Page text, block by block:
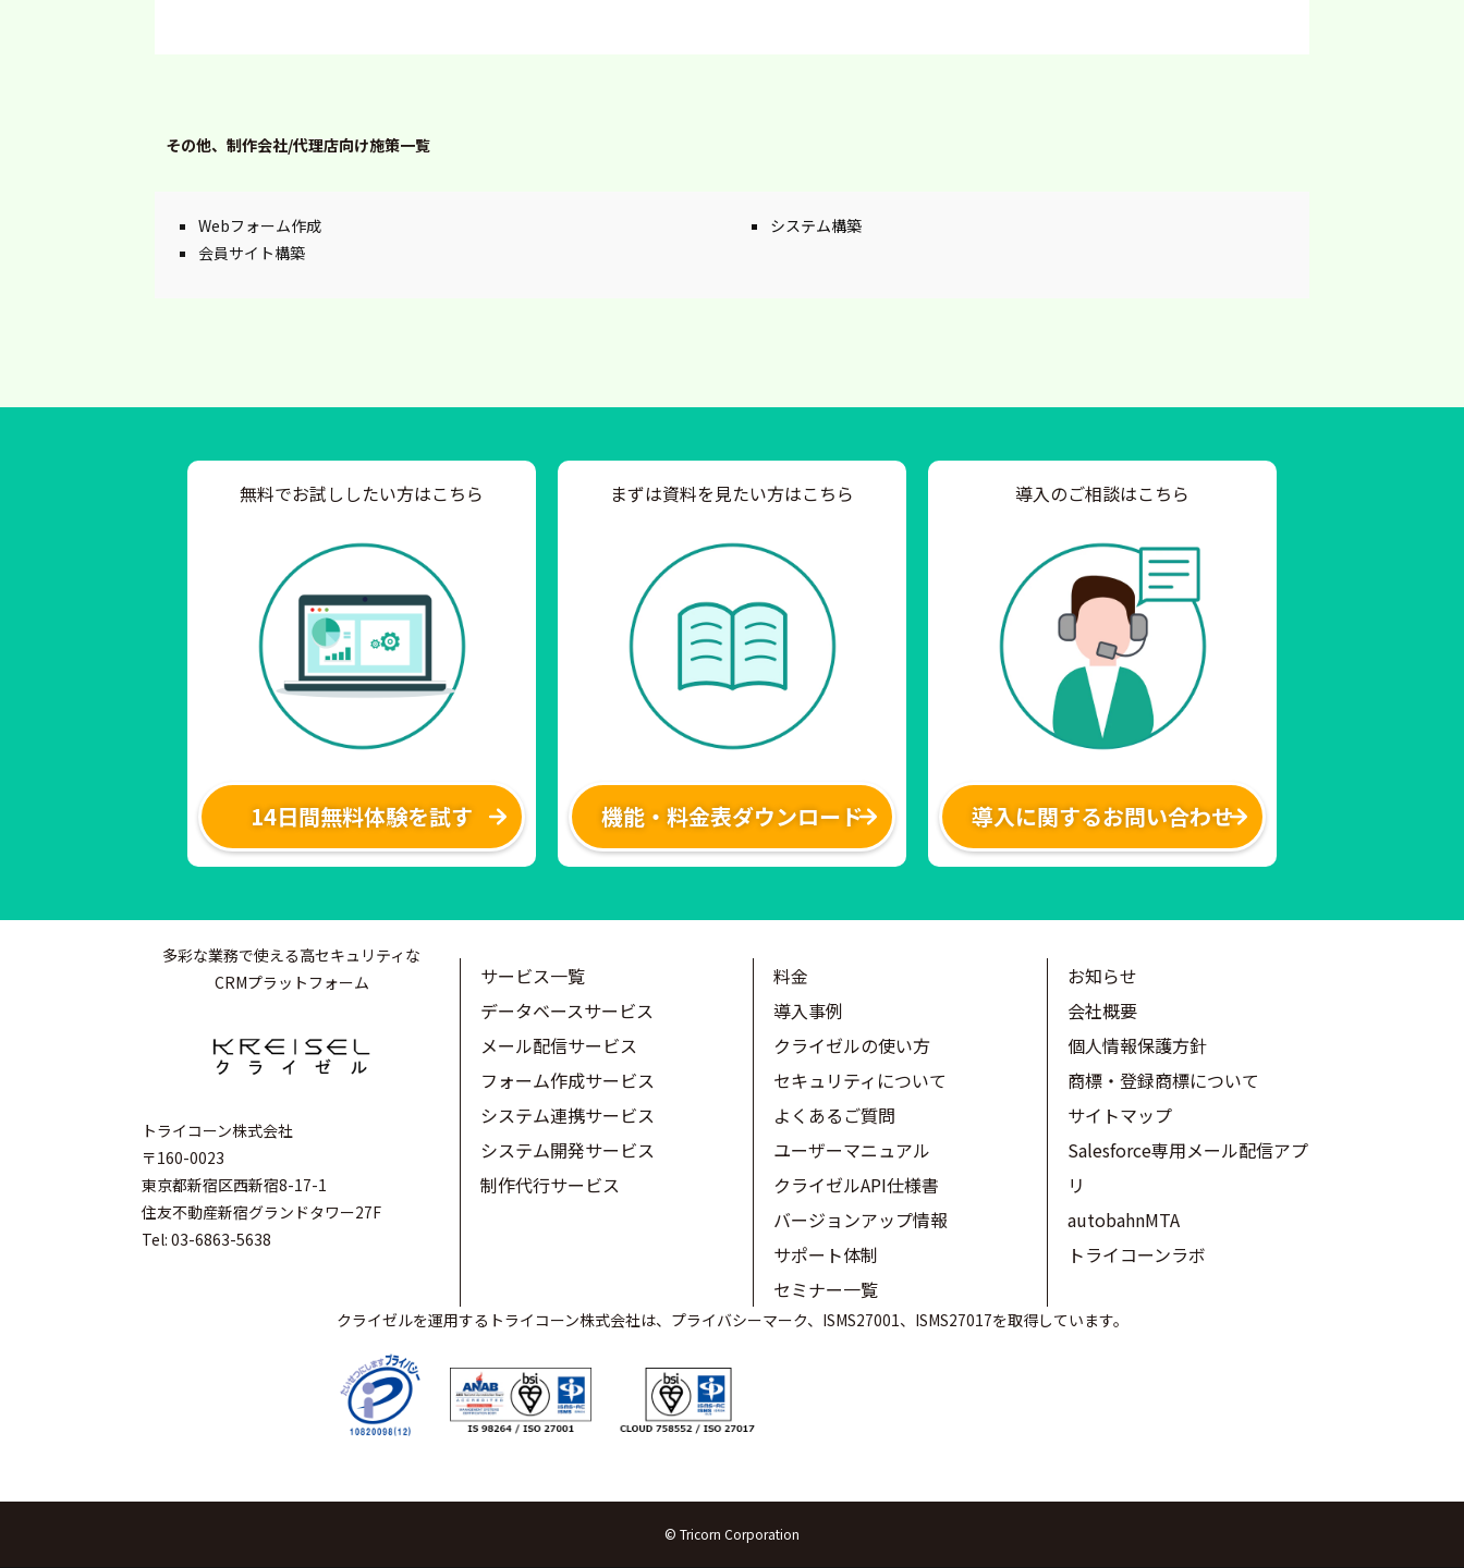
その他、制作会社/代理店向け施策一覧
Webフォーム作成
会員サイト構築
システム構築
無料でお試ししたい方はこちら
14日間無料体験を試す
まずは資料を見たい方はこちら
機能・料金表ダウンロード
導入のご相談はこちら
導入に関するお問い合わせ
多彩な業務で使える高セキュリティな
CRMプラットフォーム
トライコーン株式会社
〒160-0023
東京都新宿区西新宿8-17-1
住友不動産新宿グランドタワー27F
Tel: 03-6863-5638
サービス一覧
データベースサービス
メール配信サービス
フォーム作成サービス
システム連携サービス
システム開発サービス
制作代行サービス
料金
導入事例
クライゼルの使い方
セキュリティについて
よくあるご質問
ユーザーマニュアル
クライゼルAPI仕様書
バージョンアップ情報
サポート体制
セミナー一覧
お知らせ
会社概要
個人情報保護方針
商標・登録商標について
サイトマップ
Salesforce専用メール配信アプ
リ
autobahnMTA
トライコーンラボ
クライゼルを運用するトライコーン株式会社は、プライバシーマーク、ISMS27001、ISMS27017を取得しています。
© Tricorn Corporation